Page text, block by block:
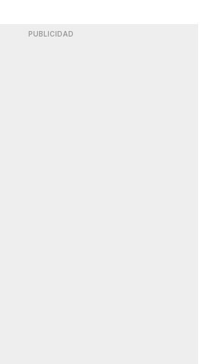
PUBLICIDAD